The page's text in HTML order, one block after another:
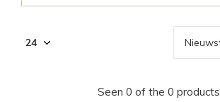
Seen 0 of the 0 products